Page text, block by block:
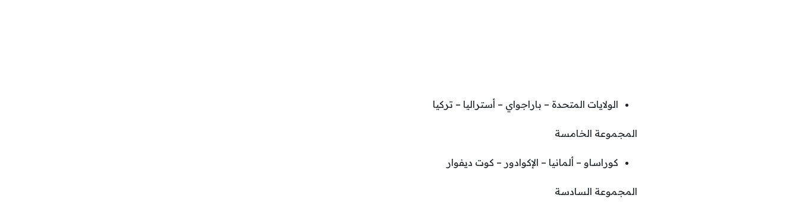
الولايات المتحدة – باراجواي – أستراليا – تركيا
المجموعة الخامسة
كوراساو – ألمانيا – الإكوادور – كوت ديفوار
المجموعة السادسة